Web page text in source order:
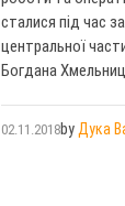
сталися під час
центральної
Богдана
02.11.2018by Дука